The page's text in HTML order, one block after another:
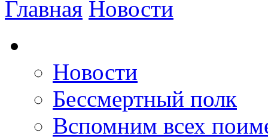
Главная Новости
Новости
Бессмертный полк
Вспомним всех